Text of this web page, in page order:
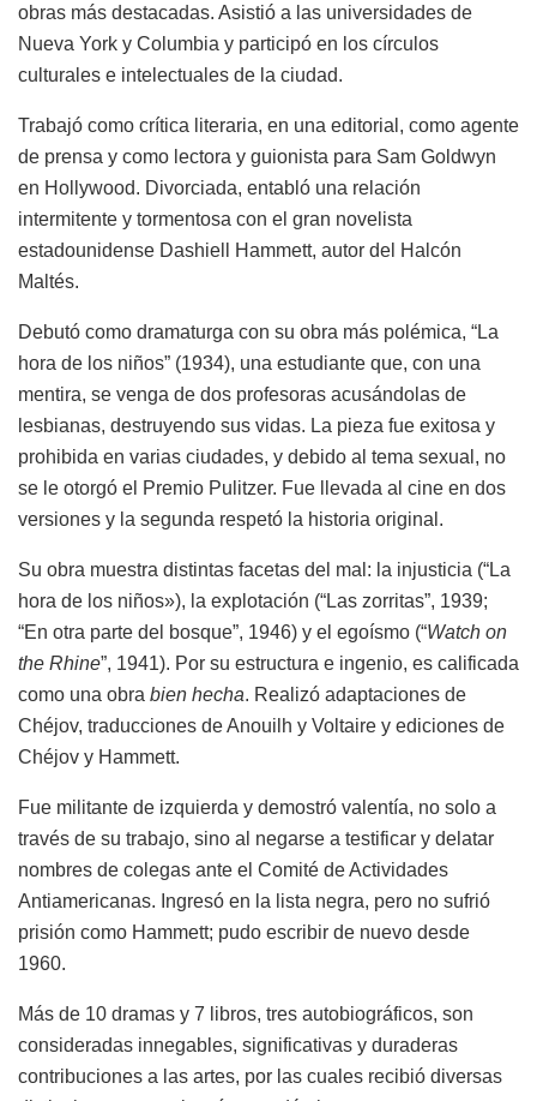
obras más destacadas. Asistió a las universidades de
Nueva York y Columbia y participó en los círculos
culturales e intelectuales de la ciudad.
Trabajó como crítica literaria, en una editorial, como agente
de prensa y como lectora y guionista para Sam Goldwyn
en Hollywood. Divorciada, entabló una relación
intermitente y tormentosa con el gran novelista
estadounidense Dashiell Hammett, autor del Halcón
Maltés.
Debutó como dramaturga con su obra más polémica, “La
hora de los niños” (1934), una estudiante que, con una
mentira, se venga de dos profesoras acusándolas de
lesbianas, destruyendo sus vidas. La pieza fue exitosa y
prohibida en varias ciudades, y debido al tema sexual, no
se le otorgó el Premio Pulitzer. Fue llevada al cine en dos
versiones y la segunda respetó la historia original.
Su obra muestra distintas facetas del mal: la injusticia (“La
hora de los niños»), la explotación (“Las zorritas”, 1939;
“En otra parte del bosque”, 1946) y el egoísmo (“Watch on
the Rhine”, 1941). Por su estructura e ingenio, es calificada
como una obra bien hecha. Realizó adaptaciones de
Chéjov, traducciones de Anouilh y Voltaire y ediciones de
Chéjov y Hammett.
Fue militante de izquierda y demostró valentía, no solo a
través de su trabajo, sino al negarse a testificar y delatar
nombres de colegas ante el Comité de Actividades
Antiamericanas. Ingresó en la lista negra, pero no sufrió
prisión como Hammett; pudo escribir de nuevo desde
1960.
Más de 10 dramas y 7 libros, tres autobiográficos, son
consideradas innegables, significativas y duraderas
contribuciones a las artes, por las cuales recibió diversas